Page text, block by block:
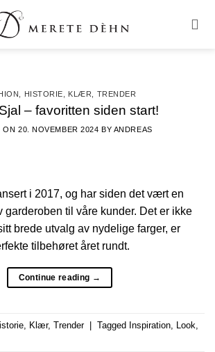
HISTORIE KLÆR TRENDER
– favoritten siden start!
ON 20. NOVEMBER 2024 BY ANDREAS
i 2017, og har siden det vært en
til våre kunder. Det er ikke
brede utvalg av nydelige farger, er
tilbehøret året rundt.
Continue reading →
Klær, Trender | Tagged Inspiration Look